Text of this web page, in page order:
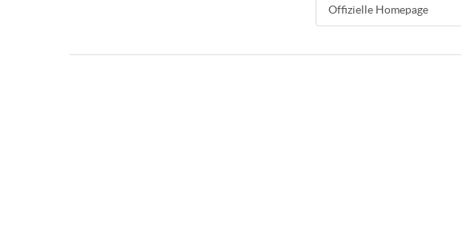
Offizielle Homepage